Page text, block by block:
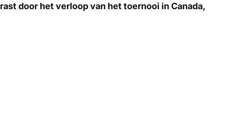
door het verloop van het toernooi in Canada,